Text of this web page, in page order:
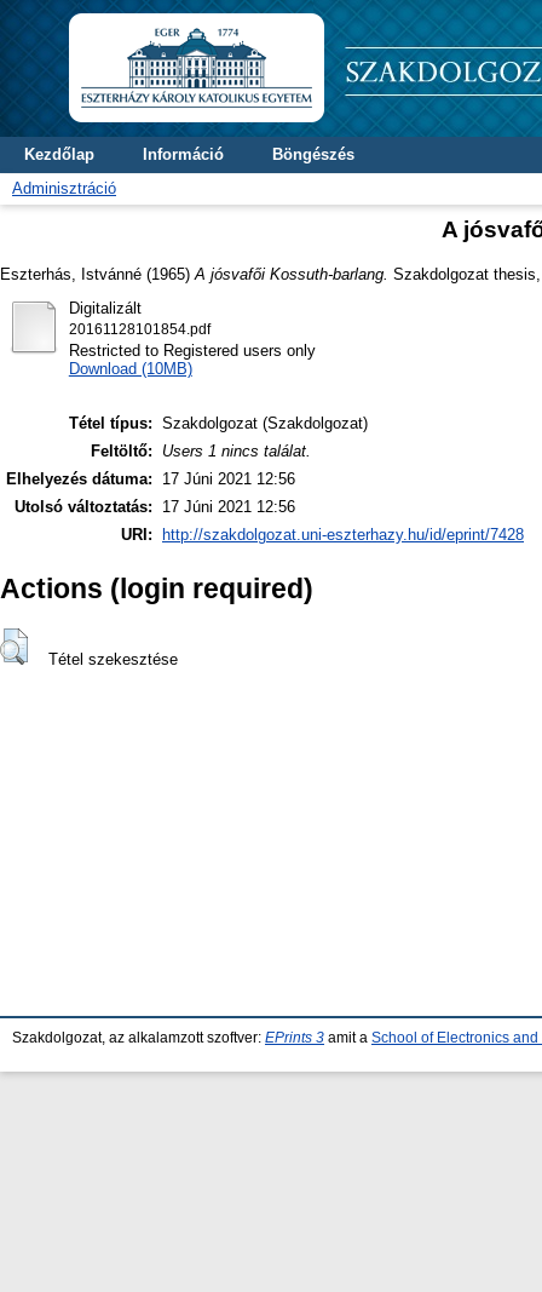
Kezdőlap Információ
Böngészés
Adminisztráció
A
Eszterhás, Istvánné (1965) A jósvafői Kossuth-barlang. Szakdolgozat
Digitalizált
20161128101854.pdf
Restricted to Registered users only
Download (10MB)
Tétel típus: Szakdolgozat (Szakdolgozat)
Feltöltő:
Users 1 nincs találat.
Elhelyezés dátuma:
17 Júni 2021 12:56
Utolsó változtatás:
17 Júni 2021 12:56
URI:
http://szakdolgozat.uni-eszterhazy.hu/id/eprint/7428
Actions (login required)
Tétel szekesztése
Szakdolgozat, az alkalamzott szoftver: EPrints 3 amit a School of Electronics